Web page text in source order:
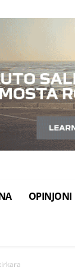
OPINJONI